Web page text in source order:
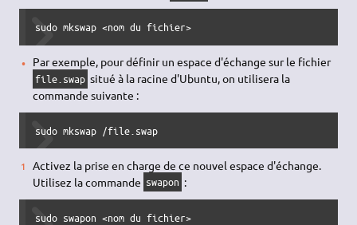
sudo mkswap <nom du fichier>
Par exemple, pour définir un espace d'échange sur le fichier
file.swap situé à la racine d'Ubuntu, on utilisera la
commande suivante :
sudo mkswap /file.swap
Activez la prise en charge de ce nouvel espace d'échange.
Utilisez la commande swapon :
sudo swapon <nom du fichier>